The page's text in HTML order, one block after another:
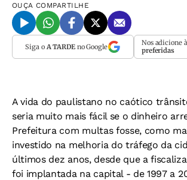
OUÇA COMPARTILHE
Siga o A TARDEno Google Nos adicione
preferidas
A vida do paulistano no caótico
seria muito mais fácil se o dinheiro
Prefeitura com multas fosse, como
investido na melhoria do tráfego da
últimos dez anos, desde que a
foi implantada na capital - de 1997 a